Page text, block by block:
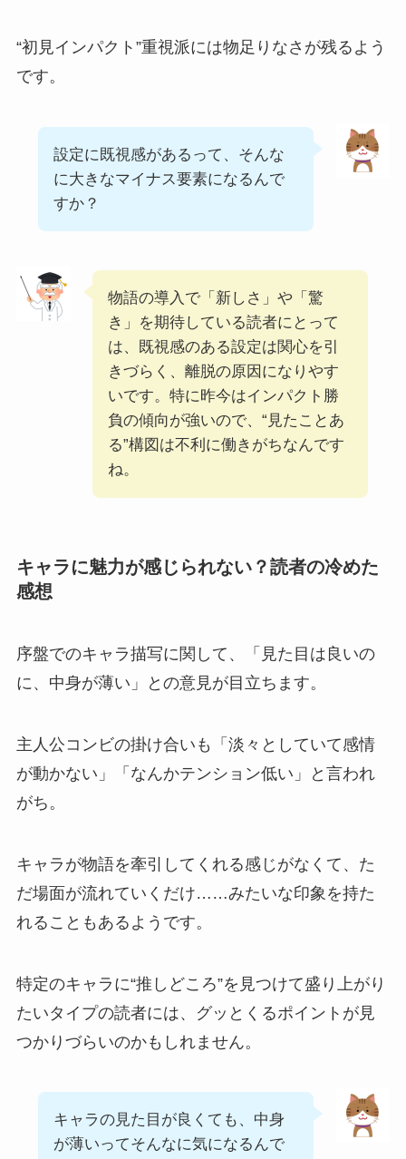
“初見インパクト”重視派には物足りなさが残るよう
です。
設定に既視感があるって、そんな
に大きなマイナス要素になるんで
すか？
物語の導入で「新しさ」や「驚
き」を期待している読者にとって
は、既視感のある設定は関心を引
きづらく、離脱の原因になりやす
いです。特に昨今はインパクト勝
負の傾向が強いので、“見たことあ
る”構図は不利に働きがちなんです
ね。
キャラに魅力が感じられない？読者の冷めた
感想
序盤でのキャラ描写に関して、「見た目は良いの
に、中身が薄い」との意見が目立ちます。
主人公コンビの掛け合いも「淡々としていて感情
が動かない」「なんかテンション低い」と言われ
がち。
キャラが物語を牽引してくれる感じがなくて、た
だ場面が流れていくだけ……みたいな印象を持た
れることもあるようです。
特定のキャラに“推しどころ”を見つけて盛り上がり
たいタイプの読者には、グッとくるポイントが見
つかりづらいのかもしれません。
キャラの見た目が良くても、中身
が薄いってそんなに気になるんで